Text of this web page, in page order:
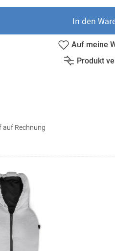
In den
Auf meine
Produkt
auf Rechnung